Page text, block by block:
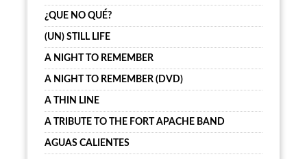
¿QUE NO QUÉ?
(UN) STILL LIFE
A NIGHT TO REMEMBER
A NIGHT TO REMEMBER (DVD)
A THIN LINE
A TRIBUTE TO THE FORT APACHE BAND
AGUAS CALIENTES